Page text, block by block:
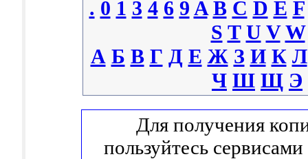
. 0 1 3 4 6 9 A B C D E F
S T U V W
А Б В Г Д Е Ж З И К Л
Ч Ш Щ Э
Для получения
пользуйтесь сервисами